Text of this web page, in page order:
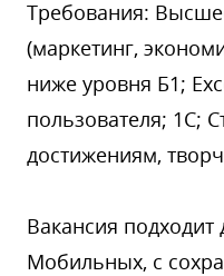
Требования:
(маркетинг,
ниже уровня Б1;
пользователя; 1С;
достижениям,
Вакансия подходит
Мобильных, с